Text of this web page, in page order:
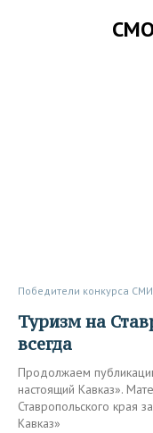
Победители конкурса СМИ «Это
Туризм на Ставрополье: рады гостям
всегда
Продолжаем
настоящий Кавказ».
Ставропольского края
Кавказ»